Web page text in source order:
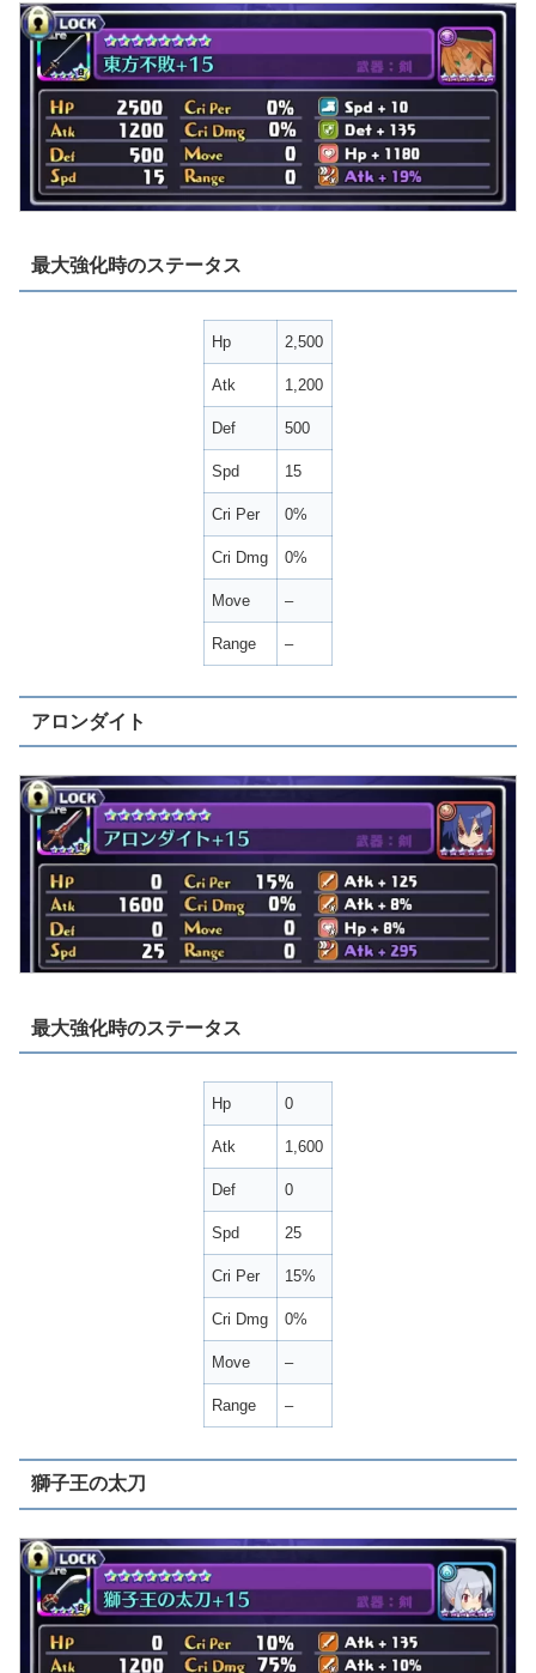
最大強化時のステータス
Hp 2,500
Atk 1,200
Def 500
Spd 15
Cri Per 0%
Cri Dmg 0%
Move –
Range –
アロンダイト
最大強化時のステータス
Hp 0
Atk 1,600
Def 0
Spd 25
Cri Per 15%
Cri Dmg 0%
Move –
Range –
獅子王の太刀